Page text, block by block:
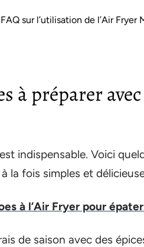
FAQ sur l’utilisation de l’Air Fryer
à préparer avec
indispensable. Voici
la fois simples et
à l’Air Fryer pour
de saison avec des